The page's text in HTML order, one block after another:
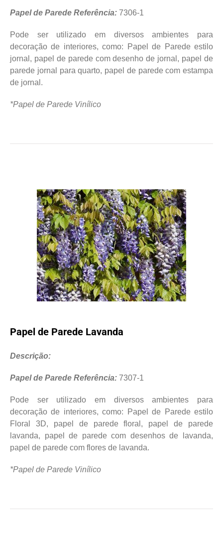
Papel de Parede Referência: 7306-1
Pode ser utilizado em diversos ambientes para
decoração de interiores, como: Papel de Parede estilo
jornal, papel de parede com desenho de jornal, papel de
parede jornal para quarto, papel de parede com estampa
de jornal.
*Papel de Parede Vinílico
Papel de Parede Lavanda
Descrição:
Papel de Parede Referência: 7307-1
Pode ser utilizado em diversos ambientes para
decoração de interiores, como: Papel de Parede estilo
Floral 3D, papel de parede floral, papel de parede
lavanda, papel de parede com desenhos de lavanda,
papel de parede com flores de lavanda.
*Papel de Parede Vinílico